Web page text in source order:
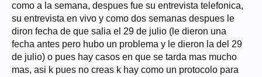
como a la semana, despues fue su entrevista telefonica,
su entrevista en vivo y como dos semanas despues le
diron fecha de que salia el 29 de julio (le dieron una
fecha antes pero hubo un problema y le dieron la del 29
de julio) o pues hay casos en que se tarda mas mucho
mas, asi k pues no creas k hay como un protocolo para